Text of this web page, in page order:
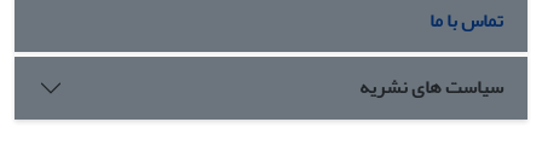
تماس با ما
سیاست های نشریه